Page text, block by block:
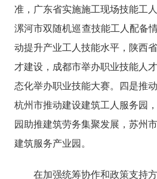
准，广东省实施施工现场技能工
漯河市双随机巡查技能工人配备
动提升产业工人技能水平，陕西
才建设，成都市举办职业技能人
态化举办职业技能大赛。四是推
杭州市推动建设建筑工人服务园
园助推建筑劳务集聚发展，苏州
建筑服务产业园。
在加强统筹协作和政策支持